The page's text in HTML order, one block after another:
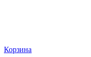
Корзина